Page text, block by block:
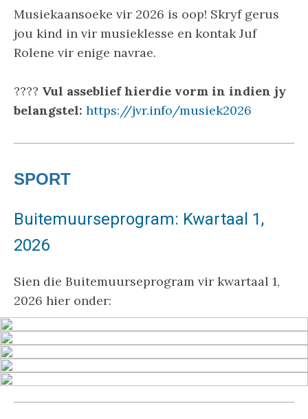
Musiekaansoeke vir 2026 is oop! Skryf gerus
jou kind in vir musieklesse en kontak Juf
Rolene vir enige navrae.
???? Vul asseblief hierdie vorm in indien jy
belangstel: https://jvr.info/musiek2026
SPORT
Buitemuurseprogram: Kwartaal 1,
2026
Sien die Buitemuurseprogram vir kwartaal 1,
2026 hier onder: